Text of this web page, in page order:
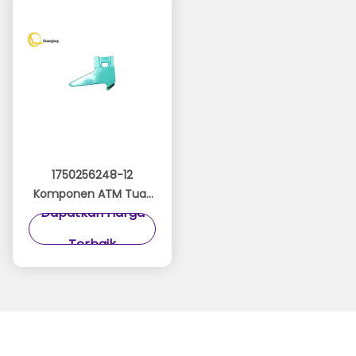
1750256248-12
Komponen ATM Tuas
Mekanisme Pemotong
Dapatkan Harga
Terbaik